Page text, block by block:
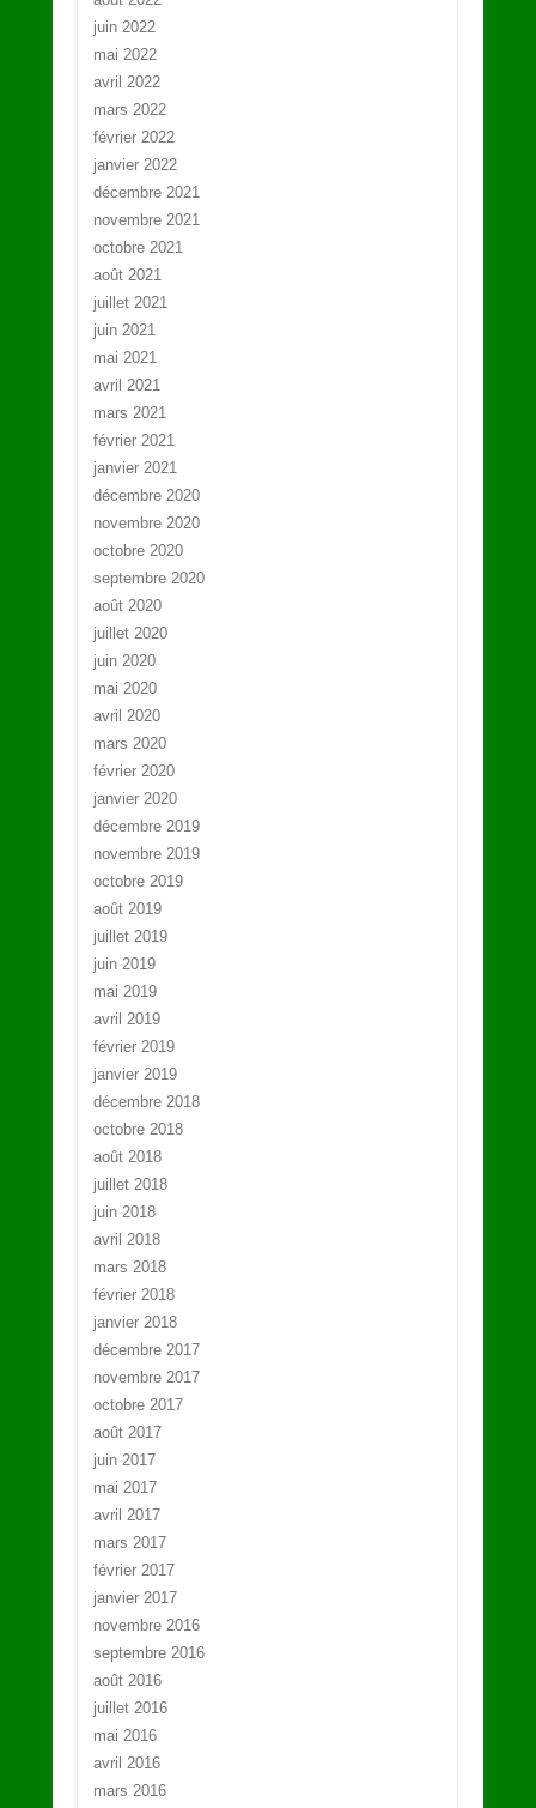
juin 2022
mai 2022
avril 2022
mars 2022
février 2022
janvier 2022
décembre 2021
novembre 2021
octobre 2021
août 2021
juillet 2021
juin 2021
mai 2021
avril 2021
mars 2021
février 2021
janvier 2021
décembre 2020
novembre 2020
octobre 2020
septembre 2020
août 2020
juillet 2020
juin 2020
mai 2020
avril 2020
mars 2020
février 2020
janvier 2020
décembre 2019
novembre 2019
octobre 2019
août 2019
juillet 2019
juin 2019
mai 2019
avril 2019
février 2019
janvier 2019
décembre 2018
octobre 2018
août 2018
juillet 2018
juin 2018
avril 2018
mars 2018
février 2018
janvier 2018
décembre 2017
novembre 2017
octobre 2017
août 2017
juin 2017
mai 2017
avril 2017
mars 2017
février 2017
janvier 2017
novembre 2016
septembre 2016
août 2016
juillet 2016
mai 2016
avril 2016
mars 2016